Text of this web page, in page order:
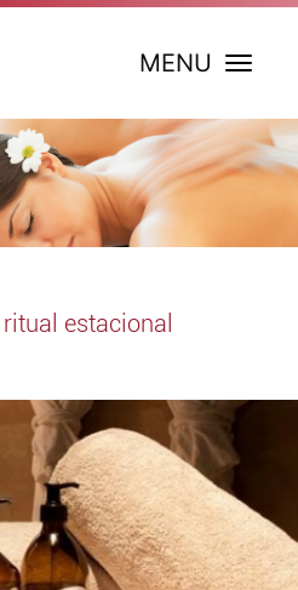
MENU
estacional